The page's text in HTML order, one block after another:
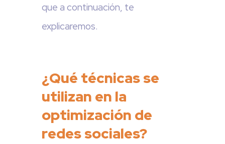
que a continuación, te
explicaremos.
¿Qué técnicas se
utilizan en la
optimización de
redes sociales?